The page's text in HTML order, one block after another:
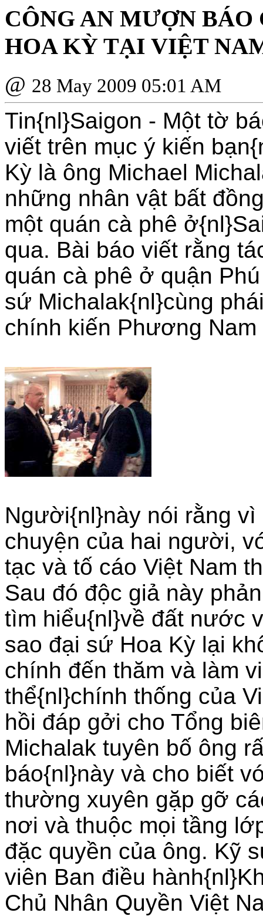
CÔNG AN MƯỢN
HOA KỲ TẠI VIỆT
@ 28 May 2009 05:01 AM
Tin{nl}Saigon - Một tờ
viết trên mục ý kiến
Kỳ là ông Michael
những nhân vật bất
một quán cà phê
qua. Bài báo viết rằng
quán cà phê ở quận
sứ Michalak{nl}cùng
chính kiến Phương
Người{nl}này nói rằng
chuyện của hai người,
tạc và tố cáo Việt Nam
Sau đó độc giả này
tìm hiểu{nl}về đất nước
sao đại sứ Hoa Kỳ lại
chính đến thăm và làm
thể{nl}chính thống của
hồi đáp gởi cho Tổng
Michalak tuyên bố ông
báo{nl}này và cho biết
thường xuyên gặp gỡ
nơi và thuộc mọi tầng
đặc quyền của ông. Kỹ
viên Ban điều
Chủ Nhân Quyền Việt